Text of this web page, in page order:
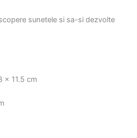
sunetele si sa-si dezvolte
x 11.5 cm